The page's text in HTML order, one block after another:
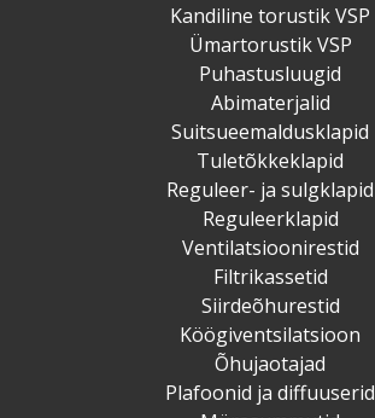
Kandiline torustik VSP
Ümartorustik VSP
Puhastusluugid
Abimaterjalid
Suitsueemaldusklapid
Tuletõkkeklapid
Reguleer- ja sulgklapid
Reguleerklapid
Ventilatsioonirestid
Filtrikassetid
Siirdeõhurestid
Köögiventsilatsioon
Õhujaotajad
Plafoonid ja diffuuserid